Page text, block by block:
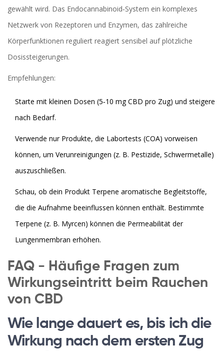
gewählt wird. Das Endocannabinoid‑System ein komplexes
Netzwerk von Rezeptoren und Enzymen, das zahlreiche
Körperfunktionen reguliert reagiert sensibel auf plötzliche
Dosissteigerungen.
Empfehlungen:
Starte mit kleinen Dosen (5‑10 mg CBD pro Zug) und steigere
nach Bedarf.
Verwende nur Produkte, die Labortests (COA) vorweisen
können, um Verunreinigungen (z. B. Pestizide, Schwermetalle)
auszuschließen.
Schau, ob dein Produkt Terpene aromatische Begleitstoffe,
die die Aufnahme beeinflussen können enthält. Bestimmte
Terpene (z. B. Myrcen) können die Permeabilität der
Lungenmembran erhöhen.
FAQ - Häufige Fragen zum
Wirkungseintritt beim Rauchen
von CBD
Wie lange dauert es, bis ich die
Wirkung nach dem ersten Zug